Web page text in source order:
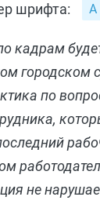
шрифта:
кадрам
городском
по
не